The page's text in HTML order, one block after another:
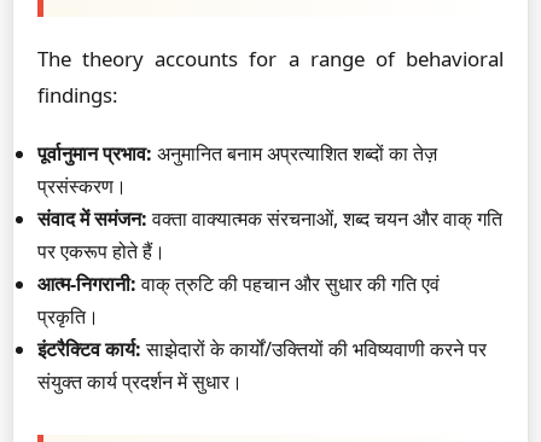
The theory accounts for a range of behavioral
findings:
पूर्वानुमान प्रभाव: अनुमानित बनाम अप्रत्याशित शब्दों का तेज़
प्रसंस्करण।
संवाद में समंजन:वक्ता वाक्यात्मक संरचनाओं, शब्द चयन और वाक् गति
पर एकरूप होते हैं।
आत्म-निगरानी:वाक् त्रुटि की पहचान और सुधार की गति एवं
प्रकृति।
इंटरैक्टिव कार्य:साझेदारों के कार्यों/उक्तियों की भविष्यवाणी करने पर
संयुक्त कार्य प्रदर्शन में सुधार।